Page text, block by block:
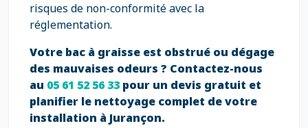
risques de non-conformité avec la
réglementation.
Votre bac à graisse est obstrué ou dégage
des mauvaises odeurs ? Contactez-nous
au 05 61 52 56 33 pour un devis gratuit et
planifier le nettoyage complet de votre
installation à Jurançon.